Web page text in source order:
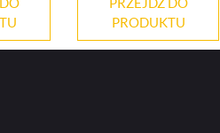
PRODUKTU